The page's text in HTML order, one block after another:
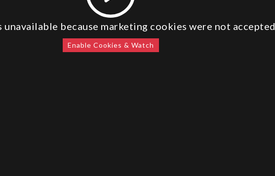
unavailable because marketing cookies were not accepted.
Enable Cookies & Watch